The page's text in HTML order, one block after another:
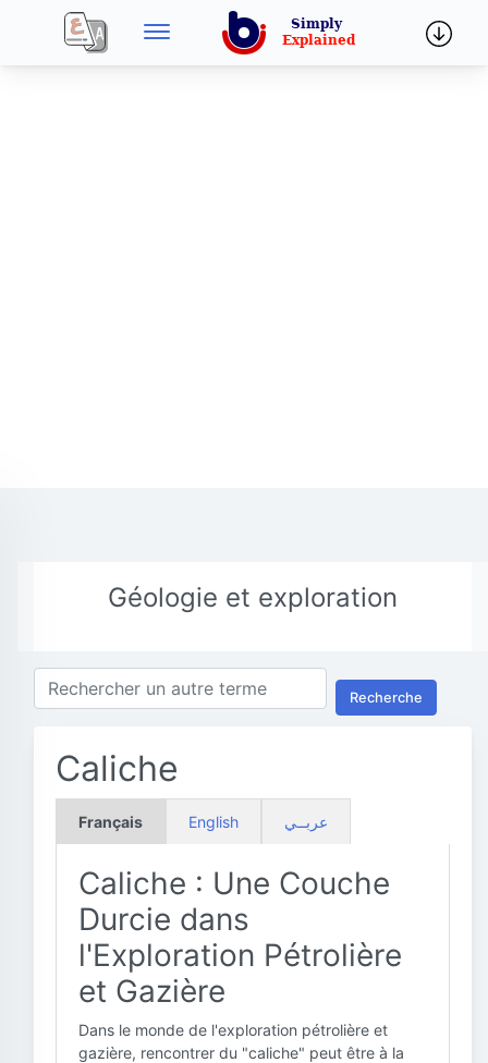
Géologie et exploration
Recherche
Caliche
Français English عربــي
Caliche : Une Couche
Durcie dans
l'Exploration Pétrolière
et Gazière
Dans le monde de l'exploration pétrolière et
gazière, rencontrer du "caliche" peut être à la